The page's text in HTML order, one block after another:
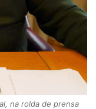
na rolda de prensa